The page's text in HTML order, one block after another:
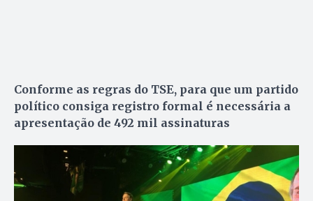
Conforme as regras do TSE, para que um partido
político consiga registro formal é necessária a
apresentação de 492 mil assinaturas